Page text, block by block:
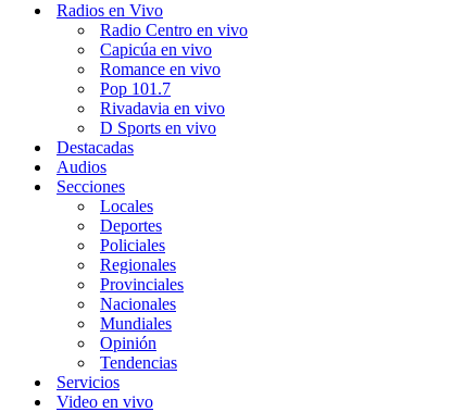
Radios en Vivo
Radio Centro en vivo
Capicúa en vivo
Romance en vivo
Pop 101.7
Rivadavia en vivo
D Sports en vivo
Destacadas
Audios
Secciones
Locales
Deportes
Policiales
Regionales
Provinciales
Nacionales
Mundiales
Opinión
Tendencias
Servicios
Video en vivo